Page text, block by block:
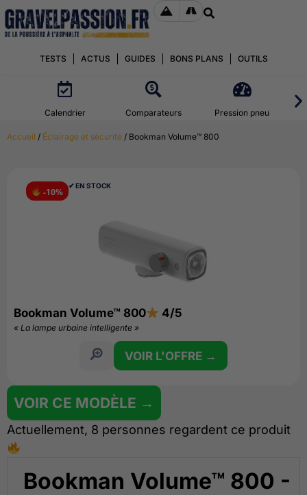
TESTS ACTUS GUIDES BONS PLANS OUTILS
Calendrier Comparateurs Pression pneu
Accueil / Éclairage et sécurité / Bookman Volume™ 800
VOIR CE MODÈLE →
Actuellement, 8 personnes regardent ce produit
Bookman Volume™ 800 -
-10%
✔︎ EN STOCK
Bookman Volume™ 800 4/5
« La lampe urbaine intelligente »
VOIR L'OFFRE →